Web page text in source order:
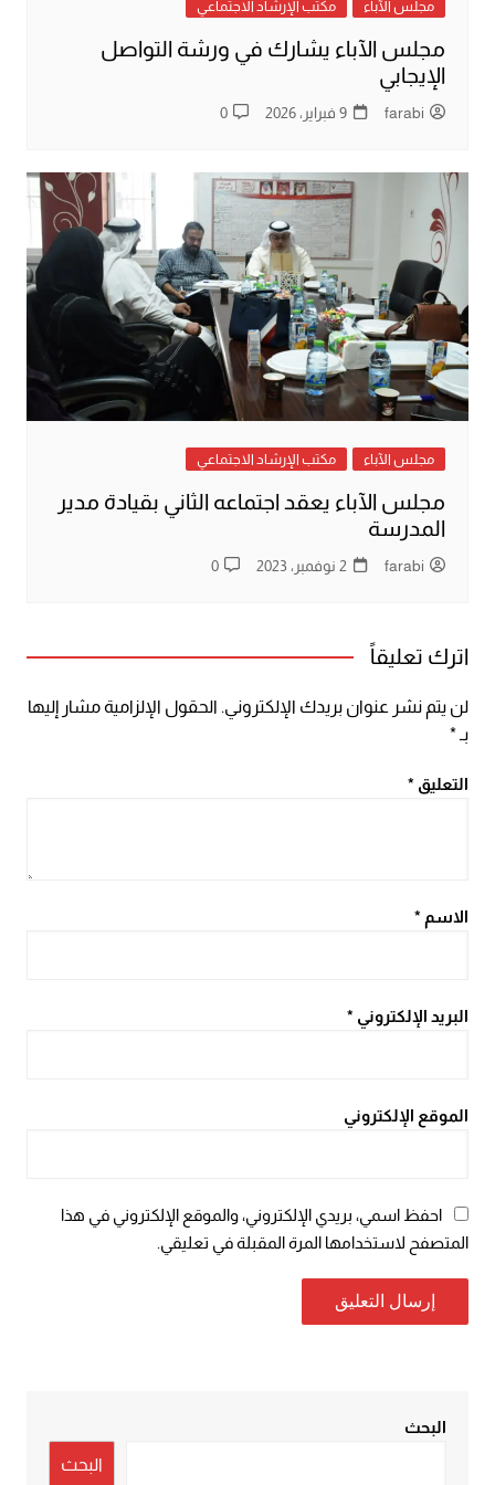
مجلس الآباء مكتب الإرشاد الاجتماعي
مجلس الآباء يشارك في ورشة التواصل
الإيجابي
farabi 9 فبراير، 2026 0
مجلس الآباء مكتب الإرشاد الاجتماعي
مجلس الآباء يعقد اجتماعه الثاني بقيادة مدير
المدرسة
farabi 2 نوفمبر، 2023 0
اترك تعليقاً
لن يتم نشر عنوان بريدك الإلكتروني. الحقول الإلزامية مشار إليها
بـ*
التعليق *
الاسم *
البريد الإلكتروني *
الموقع الإلكتروني
احفظ اسمي، بريدي الإلكتروني، والموقع الإلكتروني في هذا
المتصفح لاستخدامها المرة المقبلة في تعليقي.
البحث
البحث